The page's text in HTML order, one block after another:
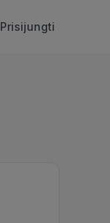
Prisijungti